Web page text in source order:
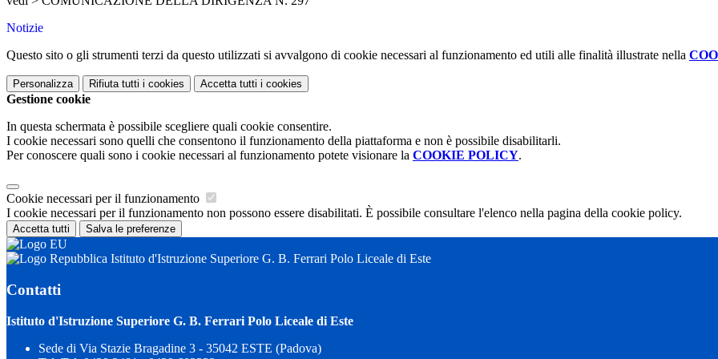
Notizie
Questo sito o gli strumenti terzi da questo utilizzati si avvalgono di cookie necessari al funzionamento ed utili alle finalità illustrate nella
Personalizza Rifiuta tutti i cookies Accetta tutti i cookies
Gestione cookie
In questa schermata è possibile scegliere quali cookie consentire.
I cookie necessari sono quelli che consentono il funzionamento della piattaforma e non è possibile disabilitarli.
Per conoscere quali sono i cookie necessari al funzionamento potete visionare la COOKIE POLICY.
Cookie necessari per il funzionamento
I cookie necessari per il funzionamento non possono essere disabilitati. È possibile consultare l'elenco nella pagina della cookie policy.
Accetta tutti Salva le preferenze
Istituto d'Istruzione Superiore G. B. Ferrari Polo Liceale di Este
Contatti
Istituto d'Istruzione Superiore G. B. Ferrari Polo Liceale di Este
Sede di Via Stazie Bragadine 3 - 35042 ESTE (Padova)